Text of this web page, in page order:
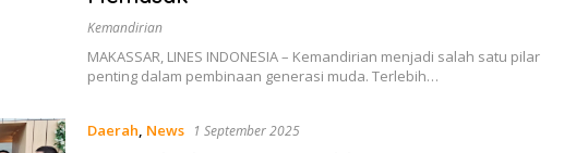
Kemandirian
MAKASSAR, LINES INDONESIA – Kemandirian menjadi salah satu pilar
penting dalam pembinaan generasi muda. Terlebih…
Daerah, News 1 September 2025